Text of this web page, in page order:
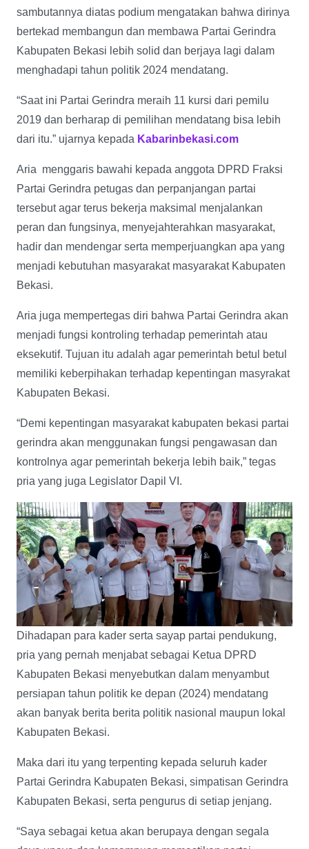
sambutannya diatas podium mengatakan bahwa dirinya
bertekad membangun dan membawa Partai Gerindra
Kabupaten Bekasi lebih solid dan berjaya lagi dalam
menghadapi tahun politik 2024 mendatang.
“Saat ini Partai Gerindra meraih 11 kursi dari pemilu
2019 dan berharap di pemilihan mendatang bisa lebih
dari itu.” ujarnya kepada Kabarinbekasi.com
Aria menggaris bawahi kepada anggota DPRD Fraksi
Partai Gerindra petugas dan perpanjangan partai
tersebut agar terus bekerja maksimal menjalankan
peran dan fungsinya, menyejahterahkan masyarakat,
hadir dan mendengar serta memperjuangkan apa yang
menjadi kebutuhan masyarakat masyarakat Kabupaten
Bekasi.
Aria juga mempertegas diri bahwa Partai Gerindra akan
menjadi fungsi kontroling terhadap pemerintah atau
eksekutif. Tujuan itu adalah agar pemerintah betul betul
memiliki keberpihakan terhadap kepentingan masyrakat
Kabupaten Bekasi.
“Demi kepentingan masyarakat kabupaten bekasi partai
gerindra akan menggunakan fungsi pengawasan dan
kontrolnya agar pemerintah bekerja lebih baik,” tegas
pria yang juga Legislator Dapil VI.
Dihadapan para kader serta sayap partai pendukung,
pria yang pernah menjabat sebagai Ketua DPRD
Kabupaten Bekasi menyebutkan dalam menyambut
persiapan tahun politik ke depan (2024) mendatang
akan banyak berita berita politik nasional maupun lokal
Kabupaten Bekasi.
Maka dari itu yang terpenting kepada seluruh kader
Partai Gerindra Kabupaten Bekasi, simpatisan Gerindra
Kabupaten Bekasi, serta pengurus di setiap jenjang.
“Saya sebagai ketua akan berupaya dengan segala